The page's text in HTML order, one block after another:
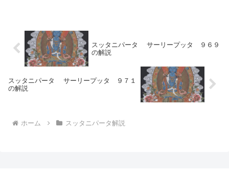
スッタニパータ サーリープッタ ９６９
の解説
スッタニパータ サーリープッタ ９７１
の解説
ホーム スッタニパータ解説